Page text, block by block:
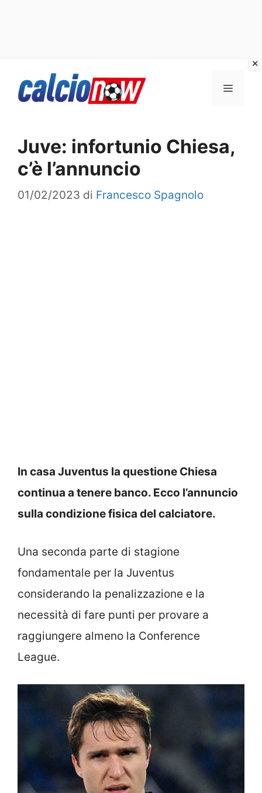
Menu
Juve: infortunio Chiesa,
c’è l’annuncio
01/02/2023 di Francesco Spagnolo
In casa Juventus la questione Chiesa
continua a tenere banco. Ecco l’annuncio
sulla condizione fisica del calciatore.
Una seconda parte di stagione
fondamentale per la Juventus
considerando la penalizzazione e la
necessità di fare punti per provare a
raggiungere almeno la Conference
League.